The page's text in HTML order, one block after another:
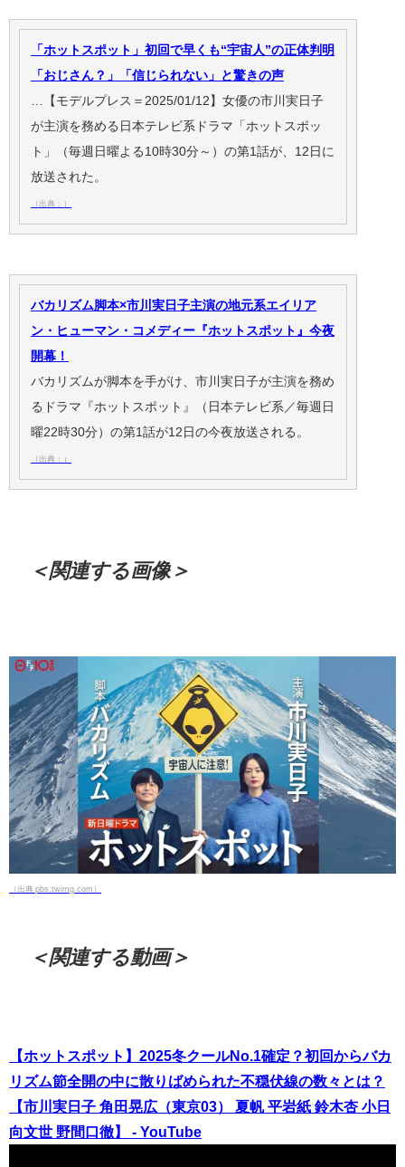
「ホットスポット」初回で早くも“宇宙人”の正体判明
「おじさん？」「信じられない」と驚きの声
…【モデルプレス＝2025/01/12】女優の市川実日子
が主演を務める日本テレビ系ドラマ「ホットスポッ
ト」（毎週日曜よる10時30分～）の第1話が、12日に
放送された。
（出典：）
バカリズム脚本×市川実日子主演の地元系エイリア
ン・ヒューマン・コメディー『ホットスポット』今夜
開幕！
バカリズムが脚本を手がけ、市川実日子が主演を務め
るドラマ『ホットスポット』（日本テレビ系／毎週日
曜22時30分）の第1話が12日の今夜放送される。
（出典：）
＜関連する画像＞
（出典 pbs.twimg.com）
＜関連する動画＞
【ホットスポット】2025冬クールNo.1確定？初回からバカ
リズム節全開の中に散りばめられた不穏伏線の数々とは？
【市川実日子 角田晃広（東京03） 夏帆 平岩紙 鈴木杏 小日
向文世 野間口徹】 - YouTube